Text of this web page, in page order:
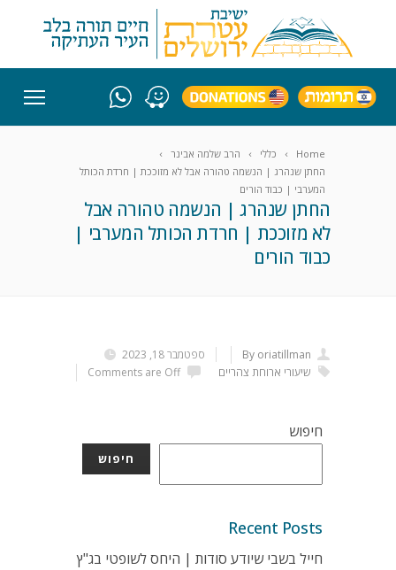
Home כללי
הרב שלמה אבינר
החתן שנהרג | הנשמה טהורה אבל לא מזוככת | חרדת הכותל
המערבי | כבוד הורים
החתן שנהרג | הנשמה טהורה אבל
לא מזוככת | חרדת הכותל המערבי |
כבוד הורים
ספטמבר 18, 2023
By oriatillman
Comments are Off
שיעורי ארוחת צהריים
חיפוש
חיפוש
Recent Posts
חייל בשבי שיודע סודות | היחס לשופטי בג"ץ